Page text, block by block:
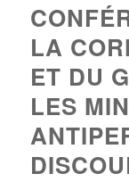
LA
ET DU
LES